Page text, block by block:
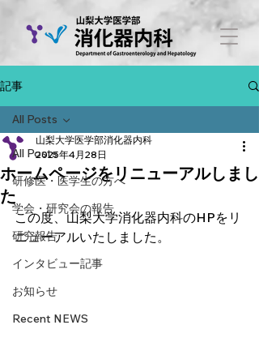
記事
All Posts
研修医・医学生の方へ
学会・研究会の報告
研究報告
インタビュー記事
お知らせ
Recent NEWS
All Posts
ホームページをリニューアルしまし
た
山梨大学医学部消化器内科
2025年4月28日
この度、山梨大学消化器内科のHPをリ
ニューアルいたしました。